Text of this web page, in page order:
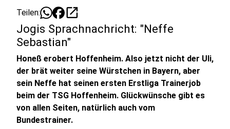
Teilen: open_in_new
Jogis Sprachnachricht: "Neffe
Sebastian"
Honeß erobert Hoffenheim. Also jetzt nicht der Uli,
der brät weiter seine Würstchen in Bayern, aber
sein Neffe hat seinen ersten Erstliga Trainerjob
beim der TSG Hoffenheim. Glückwünsche gibt es
von allen Seiten, natürlich auch vom
Bundestrainer.